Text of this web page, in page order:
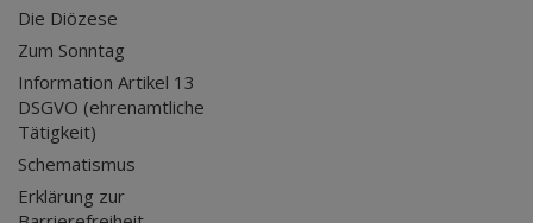
Die Diözese
Zum Sonntag
Information Artikel 13
DSGVO (ehrenamtliche
Tätigkeit)
Schematismus
Erklärung zur